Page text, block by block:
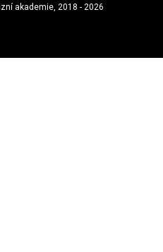
akademie, 2018 - 2026